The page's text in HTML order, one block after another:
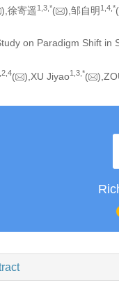
),徐寄遥1, 3, *( ),邹自明 1, 4, *(
on Paradigm Shift in
2, 4( ),XU Jiyao1, 3, *(